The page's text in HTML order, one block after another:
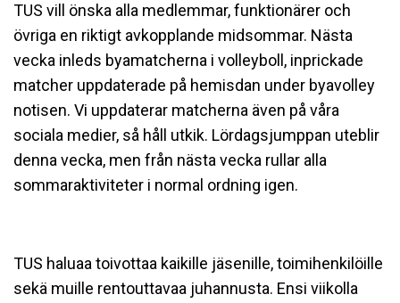
TUS vill önska alla medlemmar, funktionärer och
övriga en riktigt avkopplande midsommar. Nästa
vecka inleds byamatcherna i volleyboll, inprickade
matcher uppdaterade på hemisdan under byavolley
notisen. Vi uppdaterar matcherna även på våra
sociala medier, så håll utkik. Lördagsjumppan uteblir
denna vecka, men från nästa vecka rullar alla
sommaraktiviteter i normal ordning igen.
TUS haluaa toivottaa kaikille jäsenille, toimihenkilöille
sekä muille rentouttavaa juhannusta. Ensi viikolla